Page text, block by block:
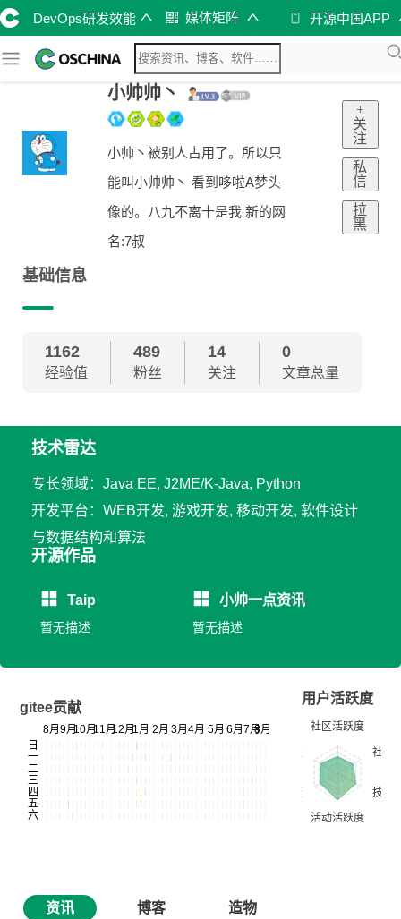
DevOps研发效能 媒体矩阵 开源中国APP
小帅帅丶
小帅丶被别人占用了。所以只
能叫小帅帅丶 看到哆啦A梦头
像的。八九不离十是我 新的网
名:7叔
+
关
注
私
信
拉
黑
基础信息
1162
经验值
489
粉丝
14
关注
0
文章总量
技术雷达
专长领域：Java EE, J2ME/K-Java, Python
开发平台：WEB开发, 游戏开发, 移动开发, 软件设计
与数据结构和算法
开源作品
Taip
暂无描述
小帅一点资讯
暂无描述
gitee贡献
用户活跃度
资讯 博客
造物